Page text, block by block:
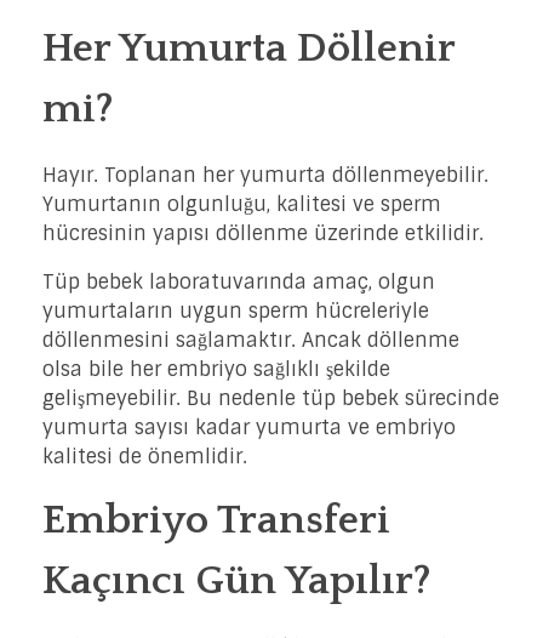
Her Yumurta Döllenir
mi?
Hayır. Toplanan her yumurta döllenmeyebilir.
Yumurtanın olgunluğu, kalitesi ve sperm
hücresinin yapısı döllenme üzerinde etkilidir.
Tüp bebek laboratuvarında amaç, olgun
yumurtaların uygun sperm hücreleriyle
döllenmesini sağlamaktır. Ancak döllenme
olsa bile her embriyo sağlıklı şekilde
gelişmeyebilir. Bu nedenle tüp bebek sürecinde
yumurta sayısı kadar yumurta ve embriyo
kalitesi de önemlidir.
Embriyo Transferi
Kaçıncı Gün Yapılır?